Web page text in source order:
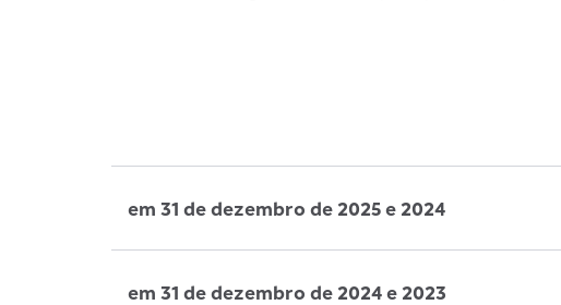
em 31 de dezembro de 2025 e 2024
em 31 de dezembro de 2024 e 2023